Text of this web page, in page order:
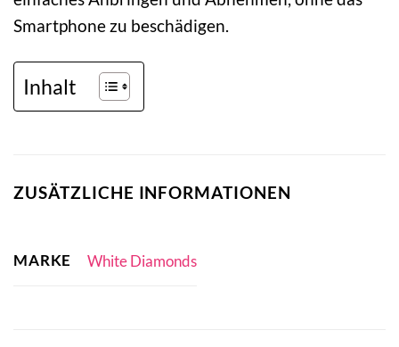
Smartphone zu beschädigen.
Inhalt
ZUSÄTZLICHE INFORMATIONEN
MARKE White Diamonds